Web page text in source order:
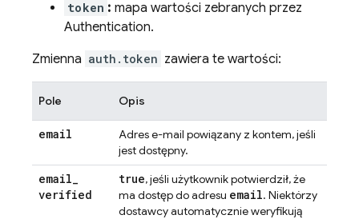
token : mapa wartości zebranych przez
Authentication.
Zmienna auth.token zawiera te wartości:
Pole Opis
email
Adres e-mail powiązany z kontem, jeśli
jest dostępny.
email_
verified
true, jeśli użytkownik potwierdził, że
ma dostęp do adresu email. Niektórzy
dostawcy automatycznie weryfikują